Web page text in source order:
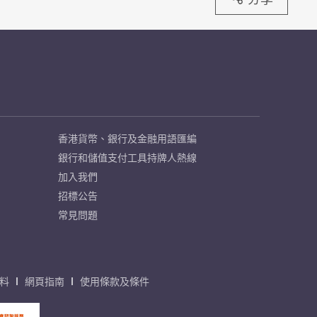
香港貨幣、銀行及金融用語匯編
銀行和儲值支付工具持牌人熱線
加入我們
招標公告
常見問題
網頁指南 使用條款及條件